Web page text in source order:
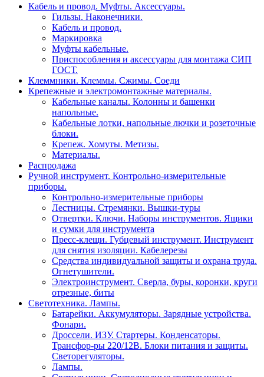
Кабель и провод. Муфты. Аксессуары.
Гильзы. Наконечники.
Кабель и провод.
Маркировка
Муфты кабельные.
Приспособления и аксессуары для монтажа СИП
ГОСТ.
Клеммники. Клеммы. Сжимы. Соеди
Крепежные и электромонтажные материалы.
Кабельные каналы. Колонны и башенки
напольные.
Кабельные лотки, напольные лючки и розеточные
блоки.
Крепеж. Хомуты. Метизы.
Материалы.
Распродажа
Ручной инструмент. Контрольно-измерительные
приборы.
Контрольно-измерительные приборы
Лестницы. Стремянки. Вышки-туры
Отвертки. Ключи. Наборы инструментов. Ящики
и сумки для инструмента
Пресс-клещи. Губцевый инструмент. Инструмент
для снятия изоляции. Кабелерезы
Средства индивидуальной защиты и охрана труда.
Огнетушители.
Электроинструмент. Сверла, буры, коронки, круги
отрезные, биты
Светотехника. Лампы.
Батарейки. Аккумуляторы. Зарядные устройства.
Фонари.
Дроссели. ИЗУ. Стартеры. Конденсаторы.
Трансфор-ры 220/12В. Блоки питания и защиты.
Светорегуляторы.
Лампы.